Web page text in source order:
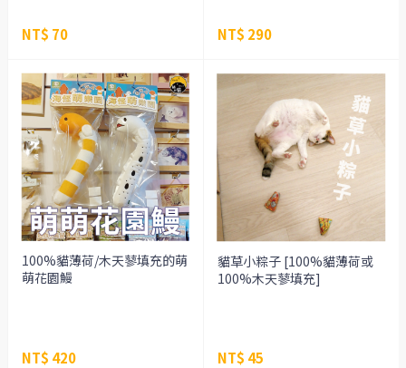
NT$ 70 NT$ 290
100%貓薄荷/木天蓼填充的萌
萌花園鰻
NT$ 420
貓草小粽子 [100%貓薄荷或
100%木天蓼填充]
NT$ 45